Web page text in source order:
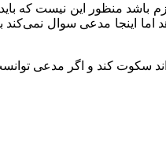
منظور این نیست که باید
اینجا مدعی سوال
کند و اگر مدعی توانست